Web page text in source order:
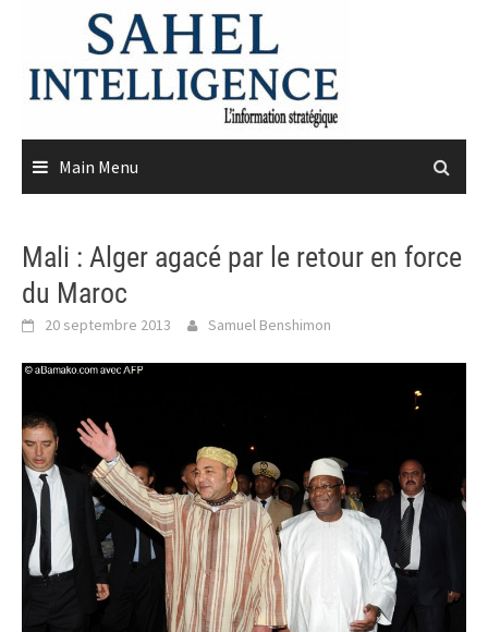
content
Main Menu
Mali : Alger agacé par le retour en force
du Maroc
20 septembre 2013 Samuel Benshimon